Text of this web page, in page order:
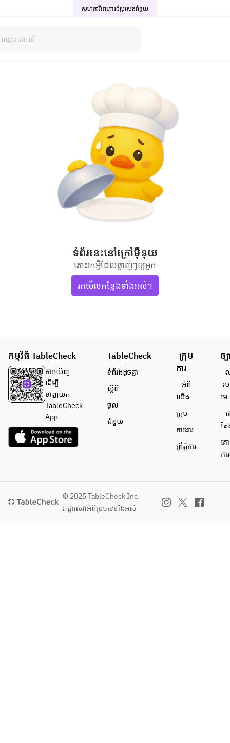
សហការីអាហារដ៏ប្រសេងជំនួយ
ទំព័រនេះ​នៅ​ក្រៅ​ម៉ឺនុយ
តោះរកអ្វីដែលឆ្ងាញ់ៗឲ្យអ្នក
រកមើលកន្លែងទាំងអស់។
កម្មវិធី TableCheck
ការ​ឃើញ
ដើម្បី​
ទាញយក
TableCheck
App
TableCheck
ទំព័រ​ដ៏ដូចគ្នា
ស្តីពី
ចូល
ជំនួយ
ក្រុម
ការ
អំពី​
យើង
ក្រុម
ការងារ
ព្រឹត្តិការ
ច្
រ
មេ
តែ
គ
កា
© 2025 TableCheck Inc.
រក្សាសេវា​អំពីប្រភេទទាំងអស់